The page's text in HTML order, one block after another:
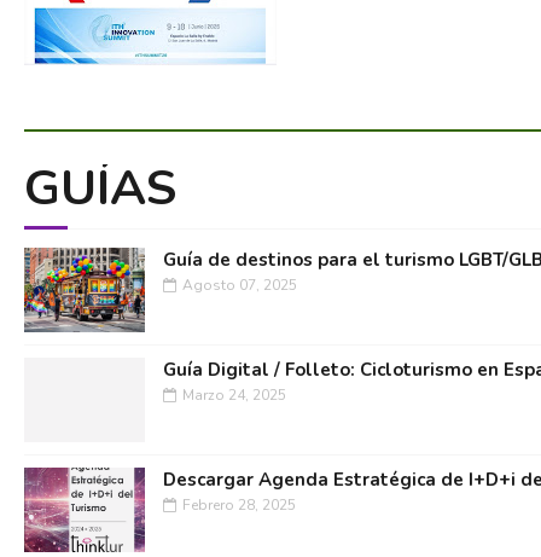
GUÍAS
Guía de destinos para el turismo LGBT/
Agosto 07, 2025
Guía Digital / Folleto: Cicloturismo en
Marzo 24, 2025
Descargar Agenda Estratégica de I+D+i
Febrero 28, 2025